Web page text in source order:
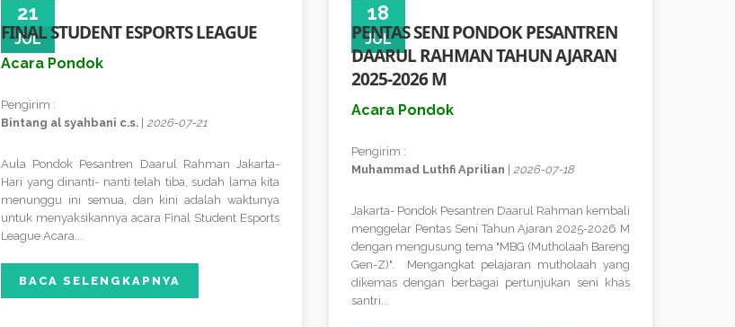
21
JUL
FINAL STUDENT ESPORTS LEAGUE
Acara Pondok
Pengirim :
Bintang al syahbani c.s. 2026-07-21
Aula Pondok Pesantren Daarul Rahman Jakarta-
Hari yang dinanti- nanti telah tiba, sudah lama kita
menunggu ini semua, dan kini adalah waktunya
untuk menyaksikannya acara Final Student Esports
League Acara...
BACA SELENGKAPNYA
18
JUL
PENTAS SENI PONDOK PESANTREN
DAARUL RAHMAN TAHUN AJARAN
2025-2026 M
Acara Pondok
Pengirim :
Muhammad Luthfi Aprilian
2026-07-18
Jakarta- Pondok Pesantren Daarul Rahman kembali
menggelar Pentas Seni Tahun Ajaran 2025-2026 M
dengan mengusung tema "MBG (Mutholaah Bareng
Gen-Z)". Mengangkat pelajaran mutholaah yang
dikemas dengan berbagai pertunjukan seni khas
santri...